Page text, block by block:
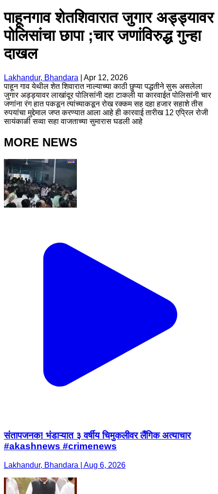
पाहूनगाव शेतशिवारात जुगार अड्ड्यावर
पोलिसांचा छापा ;चार जणांविरुद्ध गुन्हा
दाखल
Lakhandur, Bhandara
Apr 12, 2026
पाहून गाव येथील शेत शिवारात नाल्याच्या काठी छुप्या पद्धतीने सुरू असलेला
जुगार अड्ड्यावर लाखांदूर पोलिसांनी दहा टाकली या कारवाईत पोलिसांनी चार
जणांना रंग हात पकडून त्यांच्याकडून रोख रक्कम सह दहा हजार सहाशे तीस
रुपयांचा मुद्देमाल जप्त करण्यात आला आहे ही कारवाई तारीख 12 एप्रिल रोजी
सायंकाळी सव्वा सहा वाजताच्या सुमारास घडली आहे
MORE NEWS
संतापजनक! भंडाऱ्यात ३ वर्षीय चिमुकलीवर लैंगिक अत्याचार
#akashnews #crimenews
Lakhandur, Bhandara | Aug 6, 2026